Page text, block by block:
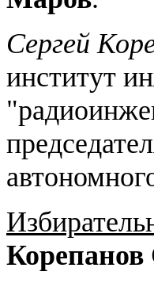
Сергей
институт
Корепанов